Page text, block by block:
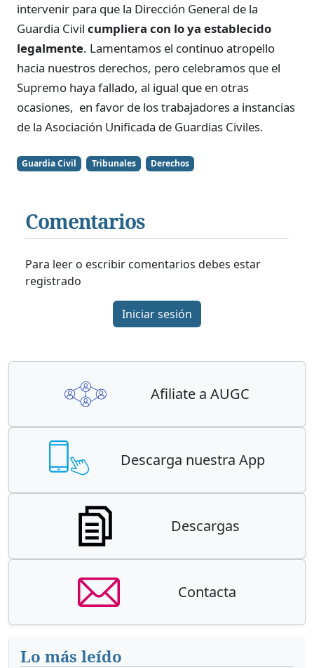
intervenir para que la Dirección General de la
Guardia Civil cumpliera con lo ya establecido
legalmente. Lamentamos el continuo atropello
hacia nuestros derechos, pero celebramos que el
Supremo haya fallado, al igual que en otras
ocasiones, en favor de los trabajadores a instancias
de la Asociación Unificada de Guardias Civiles.
Guardia Civil Tribunales Derechos
Comentarios
Para leer o escribir comentarios debes estar
registrado
Iniciar sesión
Afiliate a AUGC
Descarga nuestra App
Descargas
Contacta
Lo más leído